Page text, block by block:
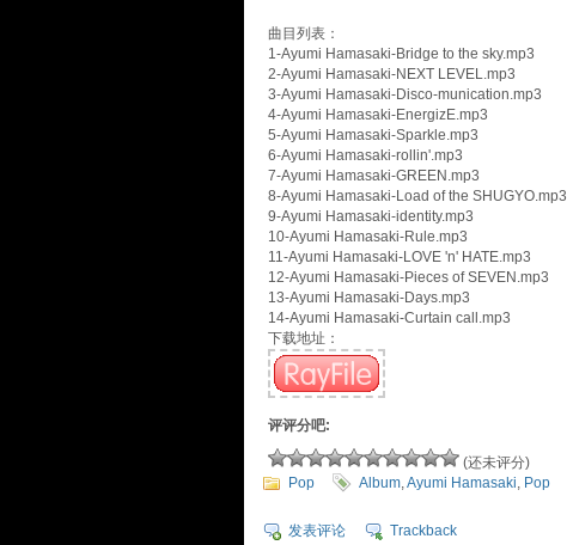
曲目列表：
1-Ayumi Hamasaki-Bridge to the sky.mp3
2-Ayumi Hamasaki-NEXT LEVEL.mp3
3-Ayumi Hamasaki-Disco-munication.mp3
4-Ayumi Hamasaki-EnergizE.mp3
5-Ayumi Hamasaki-Sparkle.mp3
6-Ayumi Hamasaki-rollin'.mp3
7-Ayumi Hamasaki-GREEN.mp3
8-Ayumi Hamasaki-Load of the SHUGYO.mp3
9-Ayumi Hamasaki-identity.mp3
10-Ayumi Hamasaki-Rule.mp3
11-Ayumi Hamasaki-LOVE 'n' HATE.mp3
12-Ayumi Hamasaki-Pieces of SEVEN.mp3
13-Ayumi Hamasaki-Days.mp3
14-Ayumi Hamasaki-Curtain call.mp3
下载地址：
评评分吧:
(还未评分)
Pop
Album,Ayumi Hamasaki, Pop
发表评论 Trackback